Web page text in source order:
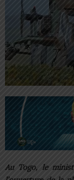
Au Togo, le